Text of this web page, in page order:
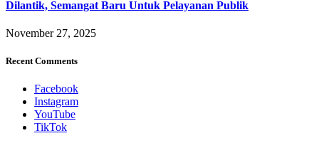
Dilantik, Semangat Baru Untuk Pelayanan Publik
November 27, 2025
Recent Comments
Facebook
Instagram
YouTube
TikTok